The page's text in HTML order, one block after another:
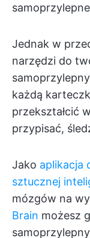
Jednak w
narzędzi do
każdą
przekształcić
przypisać,
Jako aplikacja
sztucznej
mózgów na
Brain możesz